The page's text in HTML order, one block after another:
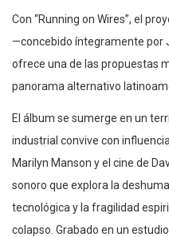
Con “Running on Wires”, el
—concebido íntegramente por
ofrece una de las propuestas
panorama alternativo
El álbum se sumerge en un
industrial convive con
Marilyn Manson y el cine de
sonoro que explora la
tecnológica y la fragilidad
colapso. Grabado en un